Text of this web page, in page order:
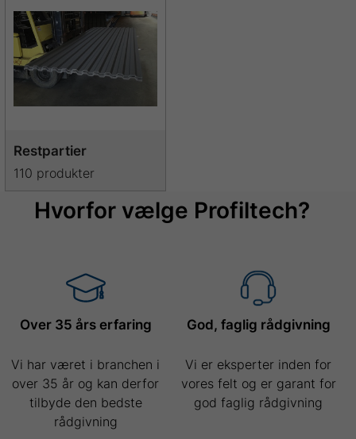
Restpartier
110 produkter
Hvorfor vælge Profiltech?
Over 35 års erfaring
Vi har været i branchen i
over 35 år og kan derfor
tilbyde den bedste
rådgivning
God, faglig rådgivning
Vi er eksperter inden for
vores felt og er garant for
god faglig rådgivning